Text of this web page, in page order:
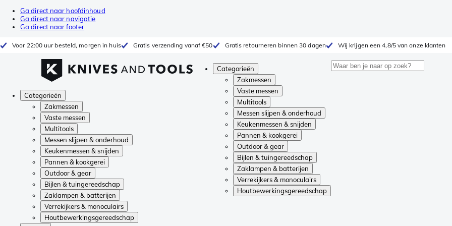
Ga direct naar hoofdinhoud
Ga direct naar navigatie
Ga direct naar footer
Voor 22:00 uur besteld, morgen in huis Gratis verzending vanaf €50 Gratis retourneren binnen 30 dagen Wij krijgen een 4,8/5 van onze klanten
Categorieën
Zakmessen
Vaste messen
Multitools
Messen slijpen & onderhoud
Keukenmessen & snijden
Pannen & kookgerei
Outdoor & gear
Bijlen & tuingereedschap
Zaklampen & batterijen
Verrekijkers & monoculairs
Houtbewerkingsgereedschap
Categorieën
Zakmessen
Vaste messen
Multitools
Messen slijpen & onderhoud
Keukenmessen & snijden
Pannen & kookgerei
Outdoor & gear
Bijlen & tuingereedschap
Zaklampen & batterijen
Verrekijkers & monoculairs
Houtbewerkingsgereedschap